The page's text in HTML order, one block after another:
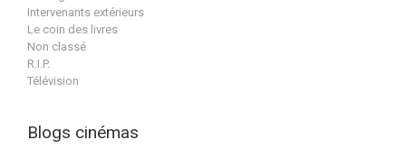
Intervenants extérieurs
Le coin des livres
Non classé
R.I.P.
Télévision
Blogs cinémas